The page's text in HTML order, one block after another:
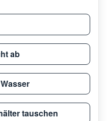
ab
tauschen